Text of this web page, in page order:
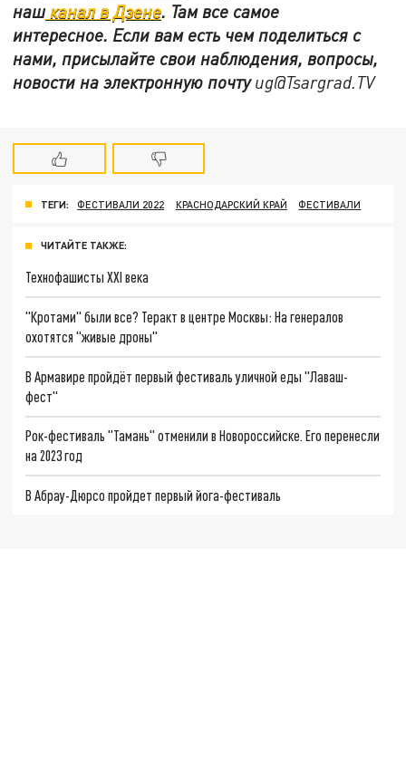
нашканал в Дзене. Там все самое
интересное. Если вам есть чем поделиться с
нами, присылайте свои наблюдения, вопросы,
новости на электронную почтуug@Tsargrad.TV
ТЕГИ: ФЕСТИВАЛИ 2022 КРАСНОДАРСКИЙ КРАЙ ФЕСТИВАЛИ
ЧИТАЙТЕ ТАКЖЕ:
Технофашисты XXI века
"Кротами" были все? Теракт в центре Москвы: На генералов
охотятся "живые дроны"
В Армавире пройдёт первый фестиваль уличной еды "Лаваш-
фест"
Рок-фестиваль "Тамань" отменили в Новороссийске. Его перенесли
на 2023 год
В Абрау-Дюрсо пройдет первый йога-фестиваль